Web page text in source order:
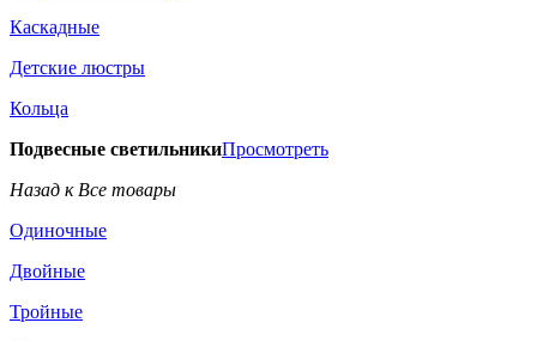
Каскадные
Детские люстры
Кольца
Подвесные светильникиПросмотреть
Назад к Все товары
Одиночные
Двойные
Тройные